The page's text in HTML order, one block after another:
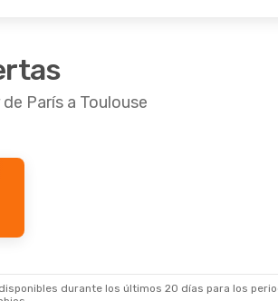
París a Toulouse
durante los últimos 20 días para los